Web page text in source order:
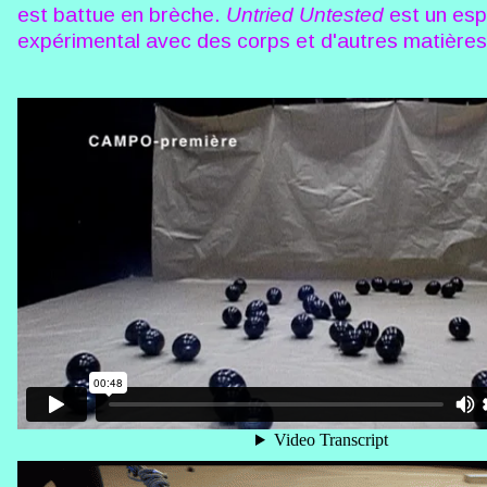
est battue en brèche. Untried Untested est un
expérimental avec des corps et d'autres matières